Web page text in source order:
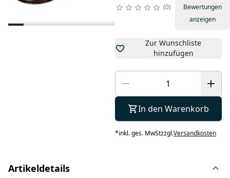
0
Bewertungen
anzeigen
Zur Wunschliste
hinzufügen
In den Warenkorb
*inkl. ges. MwStzzgl.Versandkosten
Artikeldetails